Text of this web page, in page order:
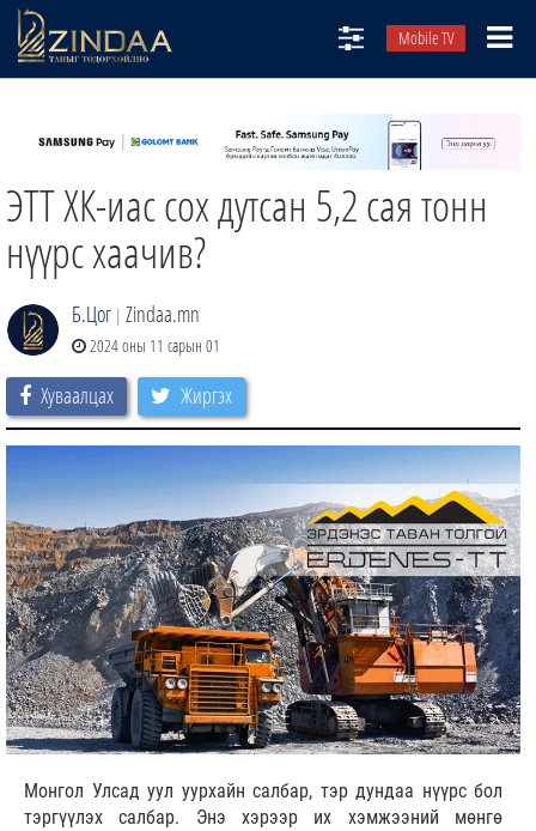
Mobile TV
ТВ8
ӨГЛӨӨНИЙ СОНИН
ЗИНДАА СЭТГҮҮЛ
ЭТТ ХК-иас сох дутсан 5,2 сая тонн
нүүрс хаачив?
Б.Цог | Zindaa.mn
2024 оны 11 сарын 01
Хуваалцах Жиргэх
Монгол Улсад уул уурхайн салбар, тэр дундаа нүүрс бол
тэргүүлэх салбар. Энэ хэрээр их хэмжээний мөнгө